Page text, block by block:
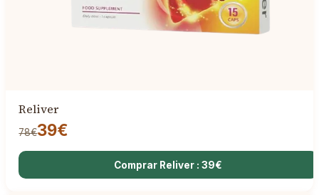
Reliver
78€39€
Comprar Reliver : 39€